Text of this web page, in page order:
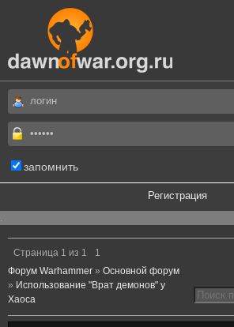
запомнить
Регистрация
.
Страница 1 из 1
1
Форум Warhammer » Основной форум
» Использование "Врат демонов" у
Хаоса